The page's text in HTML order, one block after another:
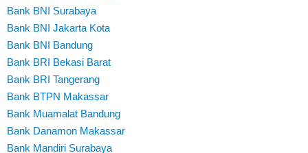
Bank BNI Surabaya
Bank BNI Jakarta Kota
Bank BNI Bandung
Bank BRI Bekasi Barat
Bank BRI Tangerang
Bank BTPN Makassar
Bank Muamalat Bandung
Bank Danamon Makassar
Bank Mandiri Surabaya